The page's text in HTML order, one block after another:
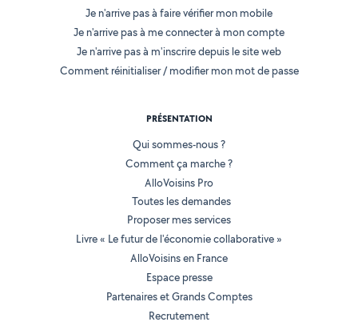
Je n'arrive pas à faire vérifier mon mobile
Je n'arrive pas à me connecter à mon compte
Je n'arrive pas à m'inscrire depuis le site web
Comment réinitialiser / modifier mon mot de passe
PRÉSENTATION
Qui sommes-nous ?
Comment ça marche ?
AlloVoisins Pro
Toutes les demandes
Proposer mes services
Livre « Le futur de l'économie collaborative »
AlloVoisins en France
Espace presse
Partenaires et Grands Comptes
Recrutement